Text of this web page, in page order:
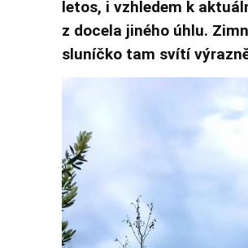
letos, i vzhledem k
z docela jiného úhlu.
sluníčko tam svítí